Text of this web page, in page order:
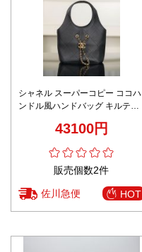
シャネル スーパーコピー ココハ
ンドル風ハンドバッグ キルティ
43100円
販売個数2件
佐川急便 HOT